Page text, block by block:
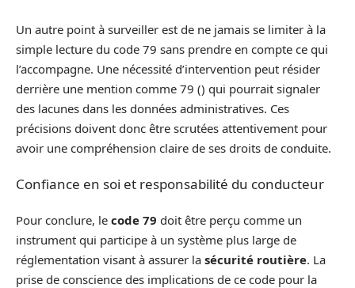
Un autre point à surveiller est de ne jamais se limiter à la
simple lecture du code 79 sans prendre en compte ce qui
l’accompagne. Une nécessité d’intervention peut résider
derrière une mention comme 79 () qui pourrait signaler
des lacunes dans les données administratives. Ces
précisions doivent donc être scrutées attentivement pour
avoir une compréhension claire de ses droits de conduite.
Confiance en soi et responsabilité du conducteur
Pour conclure, le code 79 doit être perçu comme un
instrument qui participe à un système plus large de
réglementation visant à assurer la sécurité routière. La
prise de conscience des implications de ce code pour la